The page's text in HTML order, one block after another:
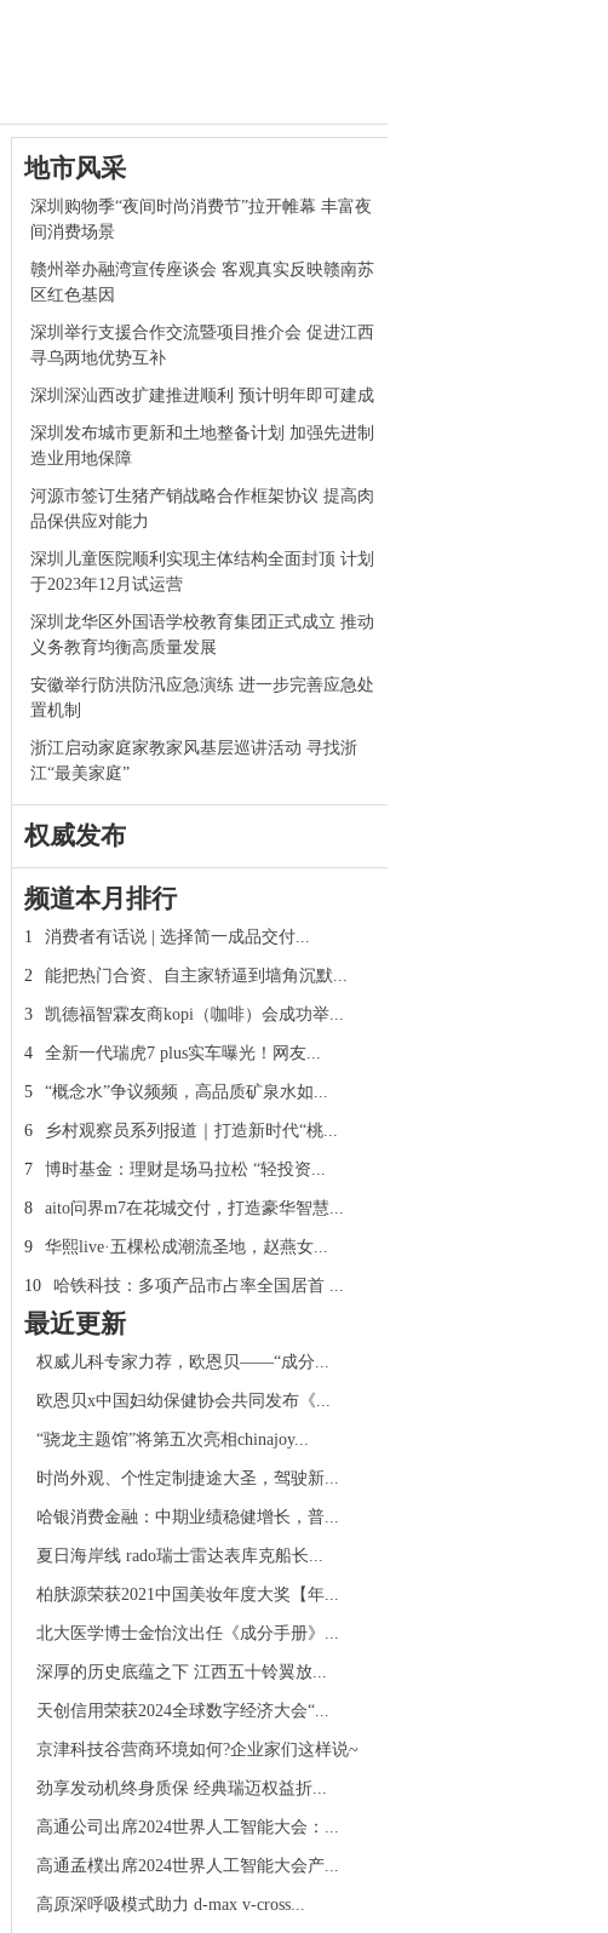
地市风采
深圳购物季“夜间时尚消费节”拉开帷幕 丰富夜
间消费场景
赣州举办融湾宣传座谈会 客观真实反映赣南苏
区红色基因
深圳举行支援合作交流暨项目推介会 促进江西
寻乌两地优势互补
深圳深汕西改扩建推进顺利 预计明年即可建成
深圳发布城市更新和土地整备计划 加强先进制
造业用地保障
河源市签订生猪产销战略合作框架协议 提高肉
品保供应对能力
深圳儿童医院顺利实现主体结构全面封顶 计划
于2023年12月试运营
深圳龙华区外国语学校教育集团正式成立 推动
义务教育均衡高质量发展
安徽举行防洪防汛应急演练 进一步完善应急处
置机制
浙江启动家庭家教家风基层巡讲活动 寻找浙
江“最美家庭”
权威发布
频道本月排行
1 消费者有话说 | 选择简一成品交付...
2 能把热门合资、自主家轿逼到墙角沉默...
3 凯德福智霖友商kopi（咖啡）会成功举...
4 全新一代瑞虎7 plus实车曝光！网友...
5 “概念水”争议频频，高品质矿泉水如...
6 乡村观察员系列报道｜打造新时代“桃...
7 博时基金：理财是场马拉松 “轻投资...
8 aito问界m7在花城交付，打造豪华智慧...
9 华熙live·五棵松成潮流圣地，赵燕女...
10 哈铁科技：多项产品市占率全国居首 ...
最近更新
权威儿科专家力荐，欧恩贝——“成分...
欧恩贝x中国妇幼保健协会共同发布《...
“骁龙主题馆”将第五次亮相chinajoy...
时尚外观、个性定制捷途大圣，驾驶新...
哈银消费金融：中期业绩稳健增长，普...
夏日海岸线 rado瑞士雷达表库克船长...
柏肤源荣获2021中国美妆年度大奖【年...
北大医学博士金怡汶出任《成分手册》...
深厚的历史底蕴之下 江西五十铃翼放...
天创信用荣获2024全球数字经济大会“...
京津科技谷营商环境如何?企业家们这样说~
劲享发动机终身质保 经典瑞迈权益折...
高通公司出席2024世界人工智能大会：...
高通孟樸出席2024世界人工智能大会产...
高原深呼吸模式助力 d-max v-cross...